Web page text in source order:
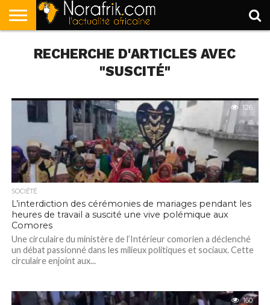
POLITIQUE
SOCIÉTÉ
ECONOMIE
SPORT
LIFESTYLE
RECHERCHE D'ARTICLES AVEC
"SUSCITÉ"
126
SOCIÉTÉ
L’interdiction des cérémonies de mariages pendant les
heures de travail a suscité une vive polémique aux
Comores
Une circulaire du ministère de l’Intérieur comorien a déclenché
un débat passionné dans les milieux politiques et sociaux. Cette
circulaire enjoint aux...
160